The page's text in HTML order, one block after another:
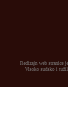
Redizajn web stranice
Visoko sudsko i